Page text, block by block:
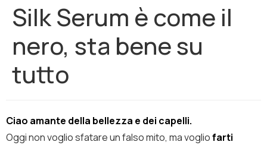
Silk Serum è come il
nero, sta bene su
tutto
Ciao amante della bellezza e dei capelli.
Oggi non voglio sfatare un falso mito, ma vogliofarti